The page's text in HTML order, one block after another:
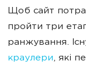
Щоб сайт
пройти три
ранжування.
краулери, які